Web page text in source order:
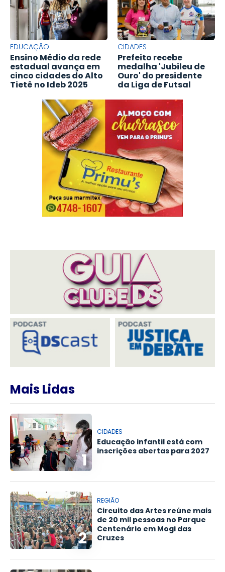
EDUCAÇÃO
Ensino Médio da rede
estadual avança em
cinco cidades do Alto
Tietê no Ideb 2025
CIDADES
Prefeito recebe
medalha 'Jubileu de
Ouro' do presidente
da Liga de Futsal
Mais Lidas
1
CIDADES
Educação infantil está com
inscrições abertas para 2027
2
REGIÃO
Circuito das Artes reúne mais
de 20 mil pessoas no Parque
Centenário em Mogi das
Cruzes